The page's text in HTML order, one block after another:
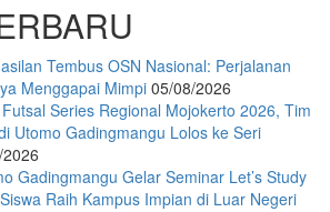
Tembus OSN Nasional: Perjalanan
Menggapai Mimpi 05/08/2026
Series Regional Mojokerto 2026, Tim
Utomo Gadingmangu Lolos ke Seri
Gadingmangu Gelar Seminar Let’s Study
Raih Kampus Impian di Luar Negeri